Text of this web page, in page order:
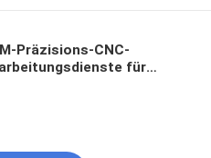
Präzisions-CNC-
für